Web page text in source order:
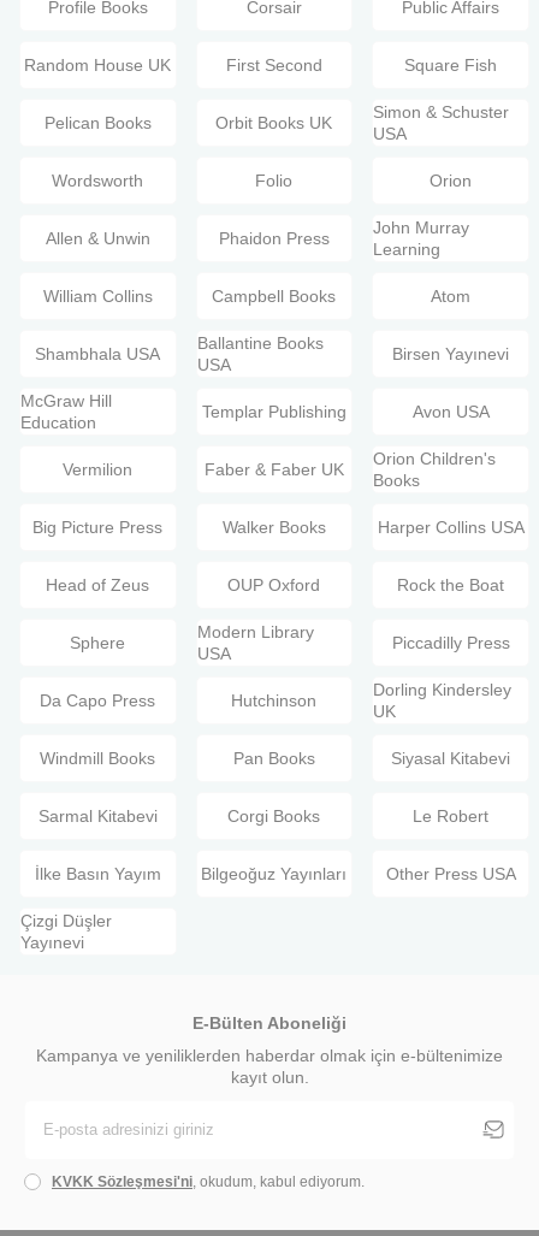
Profile Books Corsair Public Affairs
Random House UK First Second Square Fish
Pelican Books Orbit Books UK
Simon & Schuster
USA
Wordsworth Folio Orion
Allen & Unwin Phaidon Press
John Murray
Learning
William Collins Campbell Books Atom
Shambhala USA
Ballantine Books
USA
Birsen Yayınevi
McGraw Hill
Education
Templar Publishing Avon USA
Vermilion Faber & Faber UK
Orion Children's
Books
Big Picture Press Walker Books Harper Collins USA
Head of Zeus OUP Oxford Rock the Boat
Sphere
Modern Library
USA
Piccadilly Press
Da Capo Press Hutchinson
Dorling Kindersley
UK
Windmill Books Pan Books Siyasal Kitabevi
Sarmal Kitabevi Corgi Books Le Robert
İlke Basın Yayım Bilgeoğuz Yayınları Other Press USA
Çizgi Düşler
Yayınevi
E-Bülten Aboneliği
Kampanya ve yeniliklerden haberdar olmak için e-bültenimize
kayıt olun.
KVKK Sözleşmesi'ni , okudum, kabul ediyorum.